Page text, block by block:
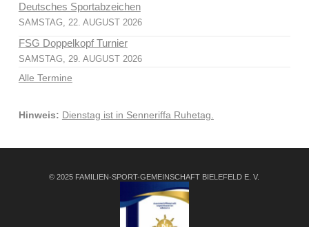
Deutsches Sportabzeichen
SAMSTAG, 22. AUGUST 2026
FSG Doppelkopf Turnier
SAMSTAG, 29. AUGUST 2026
Alle Termine
Hinweis: Dienstag ist in Senneriffa Ruhetag.
© 2025 FAMILIEN-SPORT-GEMEINSCHAFT BIELEFELD E. V.